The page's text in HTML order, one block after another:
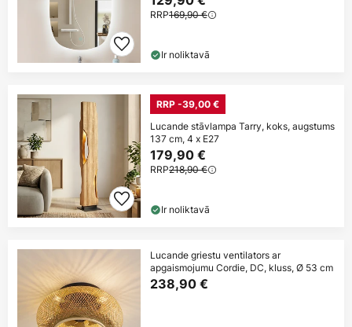
RRP169,90 €
Ir noliktavā
RRP -39,00 €
Lucande stāvlampa Tarry, koks, augstums
137 cm, 4 x E27
179,90 €
RRP218,90 €
Ir noliktavā
Lucande griestu ventilators ar
apgaismojumu Cordie, DC, kluss, Ø 53 cm
238,90 €